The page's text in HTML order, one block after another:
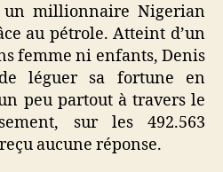
un millionnaire Nigerian
au pétrole. Atteint d’un
femme ni enfants, Denis
léguer sa fortune en
peu partout à travers le
sur les 492.563
aucune réponse.